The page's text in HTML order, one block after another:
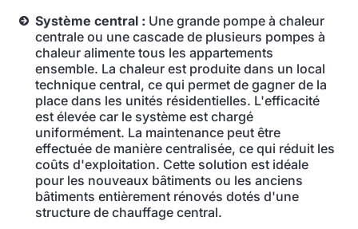
Système central : Une grande pompe à chaleur
centrale ou une cascade de plusieurs pompes à
chaleur alimente tous les appartements
ensemble. La chaleur est produite dans un local
technique central, ce qui permet de gagner de la
place dans les unités résidentielles. L'efficacité
est élevée car le système est chargé
uniformément. La maintenance peut être
effectuée de manière centralisée, ce qui réduit les
coûts d'exploitation. Cette solution est idéale
pour les nouveaux bâtiments ou les anciens
bâtiments entièrement rénovés dotés d'une
structure de chauffage central.